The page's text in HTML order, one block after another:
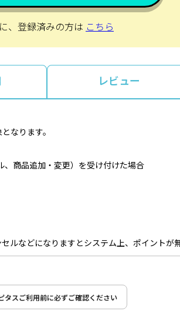
、登録済みの方は こちら
レビュー
なります。
、商品追加・変更）を受け付けた場合
ルなどになりますとシステム上、ポイントが
タスご利用前に必ずご確認ください